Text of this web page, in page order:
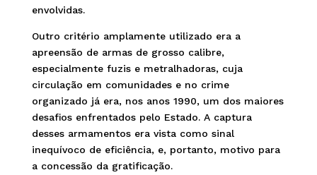
envolvidas.
Outro critério amplamente utilizado era a
apreensão de armas de grosso calibre,
especialmente fuzis e metralhadoras, cuja
circulação em comunidades e no crime
organizado já era, nos anos 1990, um dos maiores
desafios enfrentados pelo Estado. A captura
desses armamentos era vista como sinal
inequívoco de eficiência, e, portanto, motivo para
a concessão da gratificação.